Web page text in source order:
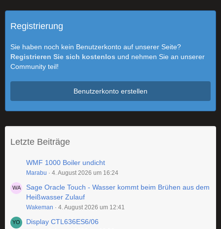
Registrierung
Sie haben noch kein Benutzerkonto auf unserer Seite?
Registrieren Sie sich kostenlos und nehmen Sie an unserer
Community teil!
Benutzerkonto erstellen
Letzte Beiträge
WMF 1000 Boiler undicht
Marabu 4. August 2026 um 16:24
Sage Oracle Touch - Wasser kommt beim Brühen aus dem
Heißwasser Zulauf
Wakeman 4. August 2026 um 12:41
Display CTL636ES6/06